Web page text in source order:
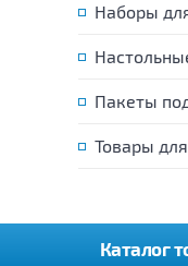
Наборы
Пакеты
Товары
Каталог